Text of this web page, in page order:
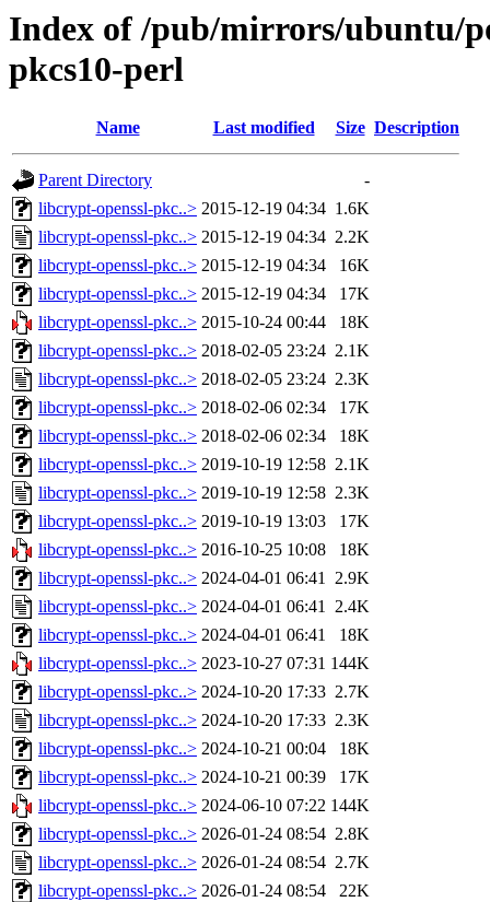
Index of /pub/mirrors/ubuntu/
pkcs10-perl
Name Last modified Size Description
Parent Directory
-
libcrypt-openssl-pkc..> 2015-12-19 04:34 1.6K
libcrypt-openssl-pkc..> 2015-12-19 04:34 2.2K
libcrypt-openssl-pkc..> 2015-12-19 04:34
16K
libcrypt-openssl-pkc..> 2015-12-19 04:34
17K
libcrypt-openssl-pkc..> 2015-10-24 00:44
18K
libcrypt-openssl-pkc..> 2018-02-05 23:24 2.1K
libcrypt-openssl-pkc..> 2018-02-05 23:24 2.3K
libcrypt-openssl-pkc..> 2018-02-06 02:34
17K
libcrypt-openssl-pkc..> 2018-02-06 02:34
18K
libcrypt-openssl-pkc..> 2019-10-19 12:58 2.1K
libcrypt-openssl-pkc..> 2019-10-19 12:58 2.3K
libcrypt-openssl-pkc..> 2019-10-19 13:03
17K
libcrypt-openssl-pkc..> 2016-10-25 10:08
18K
libcrypt-openssl-pkc..> 2024-04-01 06:41 2.9K
libcrypt-openssl-pkc..> 2024-04-01 06:41 2.4K
libcrypt-openssl-pkc..> 2024-04-01 06:41
18K
libcrypt-openssl-pkc..> 2023-10-27 07:31 144K
libcrypt-openssl-pkc..> 2024-10-20 17:33 2.7K
libcrypt-openssl-pkc..> 2024-10-20 17:33 2.3K
libcrypt-openssl-pkc..> 2024-10-21 00:04
18K
libcrypt-openssl-pkc..> 2024-10-21 00:39
17K
libcrypt-openssl-pkc..> 2024-06-10 07:22 144K
libcrypt-openssl-pkc..> 2026-01-24 08:54 2.8K
libcrypt-openssl-pkc..> 2026-01-24 08:54 2.7K
libcrypt-openssl-pkc..> 2026-01-24 08:54
22K